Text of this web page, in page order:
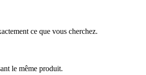
ce que vous cherchez.
le même produit.